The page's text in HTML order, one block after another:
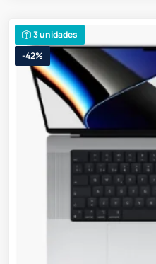
3 unidades
-42%